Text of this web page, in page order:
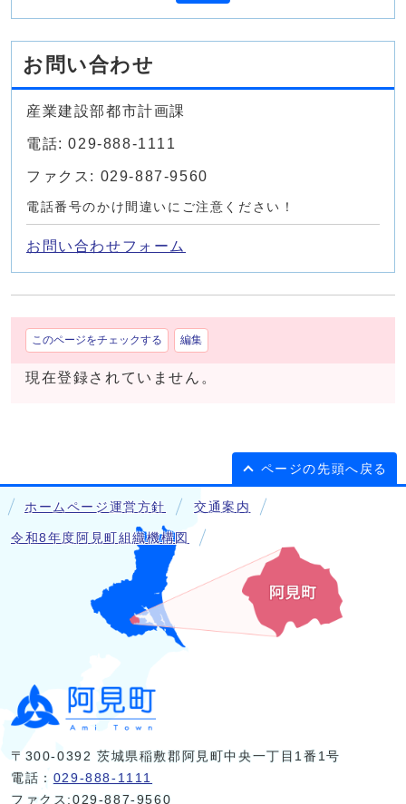
お問い合わせ
産業建設部都市計画課
電話: 029-888-1111
ファクス: 029-887-9560
電話番号のかけ間違いにご注意ください！
お問い合わせフォーム
このページをチェックする 編集
現在登録されていません。
ページの先頭へ戻る
ホームページ運営方針 交通案内
令和8年度阿見町組織機構図
〒300-0392 茨城県稲敷郡阿見町中央一丁目1番1号
電話： 029-888-1111
ファクス:029-887-9560